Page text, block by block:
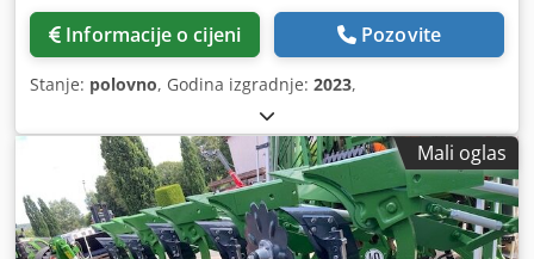
Informacije o cijeni Pozovite
Stanje: polovno, Godina izgradnje: 2023,
Mali oglas